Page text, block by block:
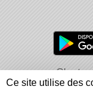
Charte
Informations
Ce site utilise des